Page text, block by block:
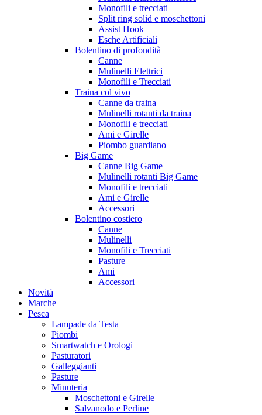
Monofili e trecciati
Split ring solid e moschettoni
Assist Hook
Esche Artificiali
Bolentino di profondità
Canne
Mulinelli Elettrici
Monofili e Trecciati
Traina col vivo
Canne da traina
Mulinelli rotanti da traina
Monofili e trecciati
Ami e Girelle
Piombo guardiano
Big Game
Canne Big Game
Mulinelli rotanti Big Game
Monofili e trecciati
Ami e Girelle
Accessori
Bolentino costiero
Canne
Mulinelli
Monofili e Trecciati
Pasture
Ami
Accessori
Novità
Marche
Pesca
Lampade da Testa
Piombi
Smartwatch e Orologi
Pasturatori
Galleggianti
Pasture
Minuteria
Moschettoni e Girelle
Salvanodo e Perline